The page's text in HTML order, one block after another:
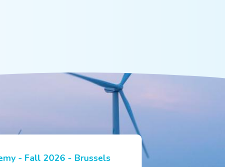
- Fall 2026 - Brussels